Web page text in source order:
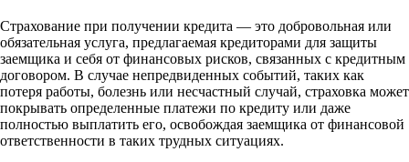
Страхование при получении кредита — это добровольная или
обязательная услуга, предлагаемая кредиторами для защиты
заемщика и себя от финансовых рисков, связанных с кредитным
договором. В случае непредвиденных событий, таких как
потеря работы, болезнь или несчастный случай, страховка может
покрывать определенные платежи по кредиту или даже
полностью выплатить его, освобождая заемщика от финансовой
ответственности в таких трудных ситуациях.